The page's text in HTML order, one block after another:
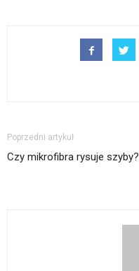
Poprzedni artykuł
Czy mikrofibra rysuje szyby?